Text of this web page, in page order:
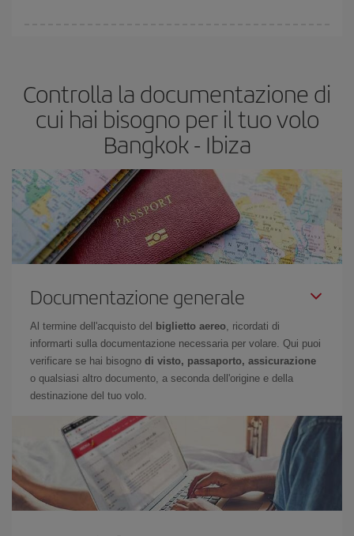
biglietti aerei, tanto più saranno convenienti. Inoltre, se cerchi i
voli con una certa flessibilità di date e orari di viaggio, potrai
scegliere il prezzo più conveniente.
Controlla la documentazione di
cui hai bisogno per il tuo volo
Bangkok - Ibiza
Documentazione generale
Al termine dell'acquisto del biglietto aereo, ricordati di
informarti sulla documentazione necessaria per volare. Qui puoi
verificare se hai bisogno di visto, passaporto, assicurazione
o qualsiasi altro documento, a seconda dell'origine e della
destinazione del tuo volo.